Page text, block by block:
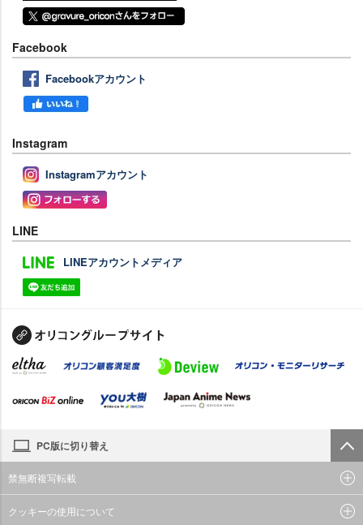
Facebook
Facebookアカウント
Instagram
Instagramアカウント
LINE
LINEアカウントメディア
PC版に切り替え
禁無断複写転載
クッキーの使用について